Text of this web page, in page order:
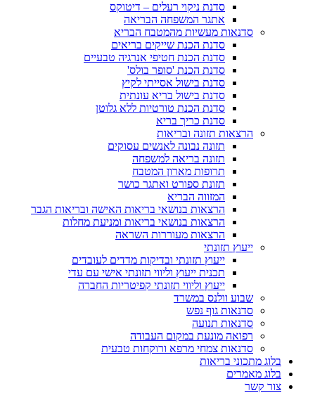
סדנת ניקוי רעלים – דיטוקס
אתגר המשפחה הבריאה
סדנאות מעשיות מהמטבח הבריא
סדנת הכנת שייקים בריאים
סדנת הכנת חטיפי אנרגיה טבעיים
סדנת הכנת 'סופר בולס'
סדנת בישול אסייתי לקיץ
סדנת בישול בריא עונתית
סדנת הכנת טורטיות ללא גלוטן
סדנת כריך בריא
הרצאות תזונה ובריאות
תזונה נבונה לאנשים עסוקים
תזונה בריאה למשפחה
תרופות מארון המטבח
תזונת ספורט ואתגר כושר
המזווה הבריא
הרצאות בנושאי בריאות האישה ובריאות הגבר
הרצאות בנושאי בריאות ומניעת מחלות
הרצאות מעוררות השראה
ייעוץ תזונתי
ייעוץ תזונתי ובדיקות מדדים לעובדים
תכנית ייעוץ וליווי תזונתי אישי עם עדי
ייעוץ וליווי תזונתי קפיטריות החברה
שבוע וולנס במשרד
סדנאות גוף נפש
סדנאות תנועה
רפואה מונעת במקום העבודה
סדנאות צמחי מרפא ורוקחות טבעית
בלוג מתכוני בריאות
בלוג מאמרים
צור קשר